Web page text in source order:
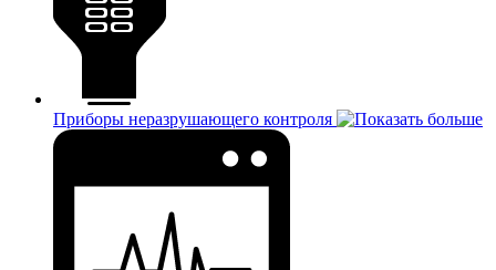
Приборы неразрушающего контроля